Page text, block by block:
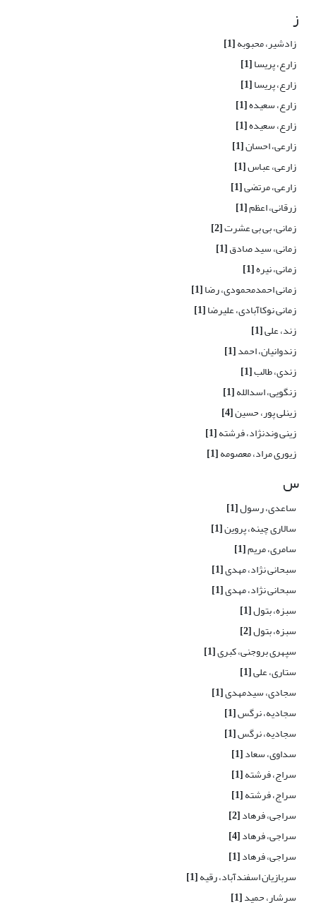
ز
زادشیر، محبوبه[1]
زارع، پریسا[1]
زارع، پریسا[1]
زارع، سعیده[1]
زارع، سعیده[1]
زارعی، احسان[1]
زارعی، عباس[1]
زارعی، مرتضی[1]
زرقانی، اعظم[1]
زمانی، بی بی عشرت[2]
زمانی، سید صادق[1]
زمانی، نیره[1]
زمانی احمدمحمودی، رضا[1]
زمانی نوکاآبادی، علیرضا[1]
زند، علی[1]
زندوانیان، احمد[1]
زندی، طالب[1]
زنگویی، اسدالله[1]
زینلی پور، حسین[4]
زینی وندنژاد، فرشته[1]
زیوری مراد، معصومه[1]
س
ساعدی، رسول[1]
سالاری چینه، پروین[1]
سامری، مریم[1]
سبحانی نژاد، مهدی[1]
سبحانی نژاد، مهدی[1]
سبزه، بتول[1]
سبزه، بتول[2]
سپهری بروجنی، کبری[1]
ستاری، علی[1]
سجادی، سیدمهدی[1]
سجادیه، نرگس[1]
سجادیه، نرگس[1]
سداوی، سعاد[1]
سراج، فرشته[1]
سراج، فرشته[1]
سراجی، فرهاد[2]
سراجی، فرهاد[4]
سراجی، فرهاد[1]
سربازیان اسفندآباد، رقیه[1]
سرشار، حمید[1]